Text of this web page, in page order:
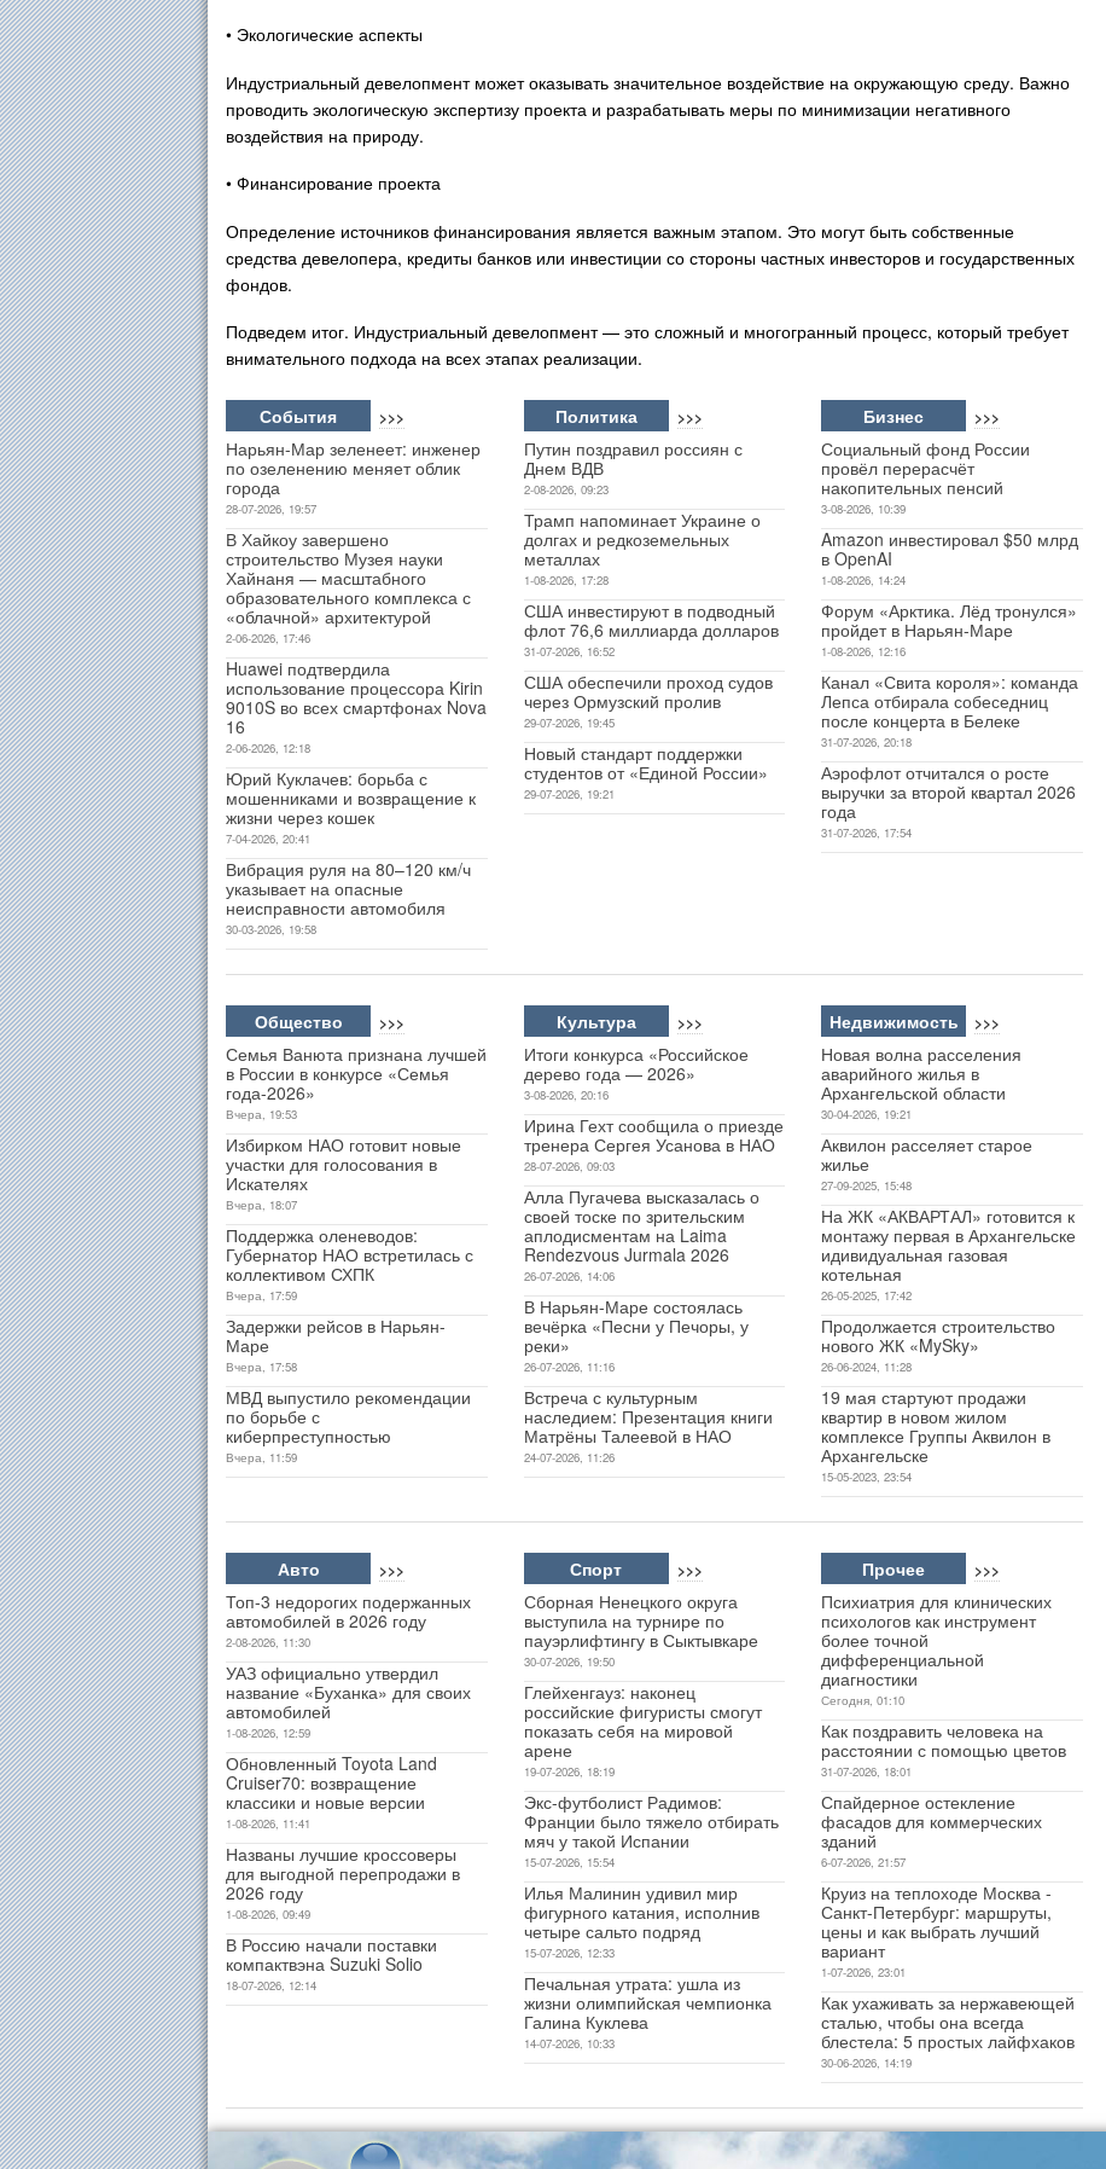
• Экологические аспекты
Индустриальный девелопмент может оказывать значительное воздействие на окружающую среду. Важно
проводить экологическую экспертизу проекта и разрабатывать меры по минимизации негативного
воздействия на природу.
• Финансирование проекта
Определение источников финансирования является важным этапом. Это могут быть собственные
средства девелопера, кредиты банков или инвестиции со стороны частных инвесторов и государственных
фондов.
Подведем итог. Индустриальный девелопмент — это сложный и многогранный процесс, который требует
внимательного подхода на всех этапах реализации.
События >>>
Нарьян-Мар зеленеет: инженер
по озеленению меняет облик
города
28-07-2026, 19:57
В Хайкоу завершено
строительство Музея науки
Хайнаня — масштабного
образовательного комплекса с
«облачной» архитектурой
2-06-2026, 17:46
Huawei подтвердила
использование процессора Kirin
9010S во всех смартфонах Nova
16
2-06-2026, 12:18
Юрий Куклачев: борьба с
мошенниками и возвращение к
жизни через кошек
7-04-2026, 20:41
Вибрация руля на 80–120 км/ч
указывает на опасные
неисправности автомобиля
30-03-2026, 19:58
Политика >>>
Путин поздравил россиян с
Днем ВДВ
2-08-2026, 09:23
Трамп напоминает Украине о
долгах и редкоземельных
металлах
1-08-2026, 17:28
США инвестируют в подводный
флот 76,6 миллиарда долларов
31-07-2026, 16:52
США обеспечили проход судов
через Ормузский пролив
29-07-2026, 19:45
Новый стандарт поддержки
студентов от «Единой России»
29-07-2026, 19:21
Бизнес >>>
Социальный фонд России
провёл перерасчёт
накопительных пенсий
3-08-2026, 10:39
Amazon инвестировал $50 млрд
в OpenAI
1-08-2026, 14:24
Форум «Арктика. Лёд тронулся»
пройдет в Нарьян-Маре
1-08-2026, 12:16
Канал «Свита короля»: команда
Лепса отбирала собеседниц
после концерта в Белеке
31-07-2026, 20:18
Аэрофлот отчитался о росте
выручки за второй квартал 2026
года
31-07-2026, 17:54
Общество >>>
Семья Ванюта признана лучшей
в России в конкурсе «Семья
года-2026»
Вчера, 19:53
Избирком НАО готовит новые
участки для голосования в
Искателях
Вчера, 18:07
Поддержка оленеводов:
Губернатор НАО встретилась с
коллективом СХПК
Вчера, 17:59
Задержки рейсов в Нарьян-
Маре
Вчера, 17:58
МВД выпустило рекомендации
по борьбе с
киберпреступностью
Вчера, 11:59
Культура >>>
Итоги конкурса «Российское
дерево года — 2026»
3-08-2026, 20:16
Ирина Гехт сообщила о приезде
тренера Сергея Усанова в НАО
28-07-2026, 09:03
Алла Пугачева высказалась о
своей тоске по зрительским
аплодисментам на Laima
Rendezvous Jurmala 2026
26-07-2026, 14:06
В Нарьян-Маре состоялась
вечёрка «Песни у Печоры, у
реки»
26-07-2026, 11:16
Встреча с культурным
наследием: Презентация книги
Матрёны Талеевой в НАО
24-07-2026, 11:26
Недвижимость >>>
Новая волна расселения
аварийного жилья в
Архангельской области
30-04-2026, 19:21
Аквилон расселяет старое
жилье
27-09-2025, 15:48
На ЖК «АКВАРТАЛ» готовится к
монтажу первая в Архангельске
идивидуальная газовая
котельная
26-05-2025, 17:42
Продолжается строительство
нового ЖК «MySky»
26-06-2024, 11:28
19 мая стартуют продажи
квартир в новом жилом
комплексе Группы Аквилон в
Архангельске
15-05-2023, 23:54
Авто >>>
Топ-3 недорогих подержанных
автомобилей в 2026 году
2-08-2026, 11:30
УАЗ официально утвердил
название «Буханка» для своих
автомобилей
1-08-2026, 12:59
Обновленный Toyota Land
Cruiser70: возвращение
классики и новые версии
1-08-2026, 11:41
Названы лучшие кроссоверы
для выгодной перепродажи в
2026 году
1-08-2026, 09:49
В Россию начали поставки
компактвэна Suzuki Solio
18-07-2026, 12:14
Спорт >>>
Сборная Ненецкого округа
выступила на турнире по
пауэрлифтингу в Сыктывкаре
30-07-2026, 19:50
Глейхенгауз: наконец
российские фигуристы смогут
показать себя на мировой
арене
19-07-2026, 18:19
Экс-футболист Радимов:
Франции было тяжело отбирать
мяч у такой Испании
15-07-2026, 15:54
Илья Малинин удивил мир
фигурного катания, исполнив
четыре сальто подряд
15-07-2026, 12:33
Печальная утрата: ушла из
жизни олимпийская чемпионка
Галина Куклева
14-07-2026, 10:33
Прочее >>>
Психиатрия для клинических
психологов как инструмент
более точной
дифференциальной
диагностики
Сегодня, 01:10
Как поздравить человека на
расстоянии с помощью цветов
31-07-2026, 18:01
Спайдерное остекление
фасадов для коммерческих
зданий
6-07-2026, 21:57
Круиз на теплоходе Москва -
Санкт-Петербург: маршруты,
цены и как выбрать лучший
вариант
1-07-2026, 23:01
Как ухаживать за нержавеющей
сталью, чтобы она всегда
блестела: 5 простых лайфхаков
30-06-2026, 14:19